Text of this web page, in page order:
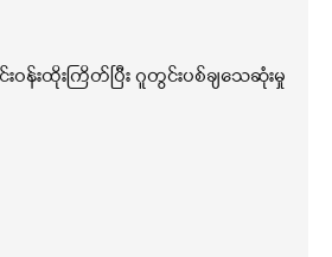
ဝန်းထိုးကြိတ်ပြီး ဂူတွင်းပစ်ချသေဆုံးမှု